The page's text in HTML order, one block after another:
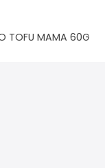
TOFU MAMA 60G